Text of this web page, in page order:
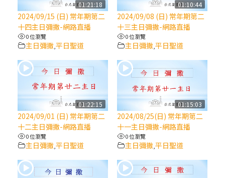
【信仰之旅】第九集：「如果你的痛苦比快
樂多」—歐義明神父 / 應芝莉老師
(1)黃敏正主教帶你做「四旬期避靜」—【逾
越的智慧】：聖方濟的靈修，「不占為己
有」
【信仰之旅】第八集：「耶穌為什麼降生到
人世」—高樂祈修女
2025/10/10【萬物讚頌頌歌 – 太陽與生態音
樂會】紀念聖方濟與已逝教宗方濟各（中）
01:21:18
2024/09/15 (日) 常年期第二
十四主日彌撒-網路直播
0 位瀏覽
主日彌撒 ,平日聖道
01:10:44
2024/09/08 (日) 常年期第二
十三主日彌撒-網路直播
0 位瀏覽
主日彌撒, 平日聖道
01:22:15
2024/09/01 (日) 常年期第二
十二主日彌撒-網路直播
0 位瀏覽
主日彌撒 ,平日聖道
01:15:03
2024/08/25(日) 常年期第二
十一主日彌撒-網路直播
0 位瀏覽
主日彌撒, 平日聖道